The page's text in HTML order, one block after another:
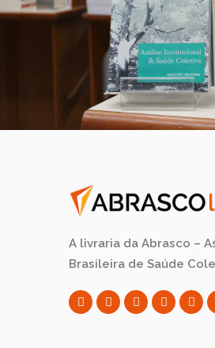
A livraria da Abrasco –
Brasileira de Saúde